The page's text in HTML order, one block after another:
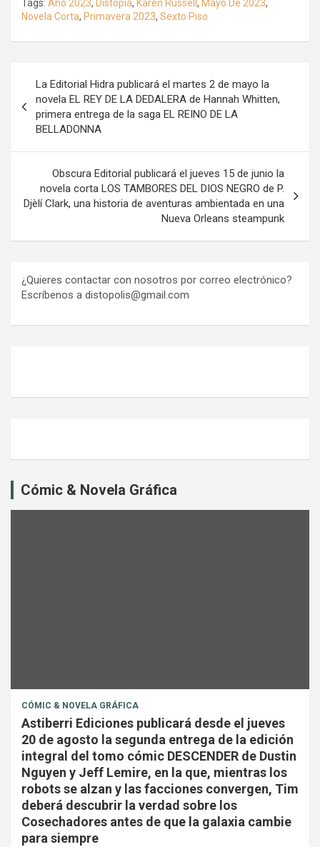
Tags: Año 2023, Distopía, Karen Russell , Mayo De 2023,
Novela Corta, Primavera 2023, Sexto Piso
entradas
La Editorial Hidra publicará el martes 2 de mayo la
novela EL REY DE LA DEDALERA de Hannah Whitten,
primera entrega de la saga EL REINO DE LA
BELLADONNA
Obscura Editorial publicará el jueves 15 de junio la
novela corta LOS TAMBORES DEL DIOS NEGRO de P.
Djèlí Clark, una historia de aventuras ambientada en una
Nueva Orleans steampunk
¿Quieres contactar con nosotros por correo electrónico?
Escríbenos a distopolis@gmail.com
Cómic & Novela Gráfica
CÓMIC & NOVELA GRÁFICA
Astiberri Ediciones publicará desde el jueves
20 de agosto la segunda entrega de la edición
integral del tomo cómic DESCENDER de Dustin
Nguyen y Jeff Lemire, en la que, mientras los
robots se alzan y las facciones convergen, Tim
deberá descubrir la verdad sobre los
Cosechadores antes de que la galaxia cambie
para siempre